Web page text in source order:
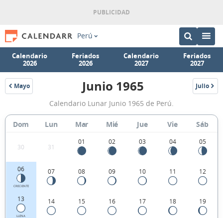
Perú
Calendario
2026
Feriados
2026
Calendario
2027
Feriados
2027
Mayo
1965
Calendario
Lunar
Junio
1965
de
Perú.
Junio 1965 Julio
1965
Calendario Lunar Junio 1965 de Perú.
Dom Lun Mar Mié Jue Vie Sáb
30 31
01 02 03 04 05
06
CRECIENTE
07 08 09 10 11 12
13
LLENA
14 15 16 17 18 19